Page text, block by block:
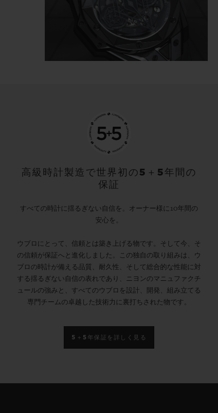
fact: the play of polygons created by the
tattooist is highlighted in the light
reflecting directly off the polished and
satin-finished material, which is carved
gets inked, like a tattoo, it's… indelible.
高級時計製造で世界初の5＋5年間の
保証
すべての時計に揺るぎない自信を。オーナー様に10年間の
安心を。
ウブロにとって、信頼とは築き上げる物です。そして今、そ
の信頼が保証へと進化しました。この独自の取り組みは、ウ
ブロの時計が備える品質、耐久性、そして総合的な性能に対
する揺るぎない自信の表れであり、ニヨンのマニュファクチ
ュールの強みと、すべてのウブロを設計、開発、組み立てる
専門チームの卓越した技術力に裏打ちされた物です。
5＋5年保証を詳しく見る